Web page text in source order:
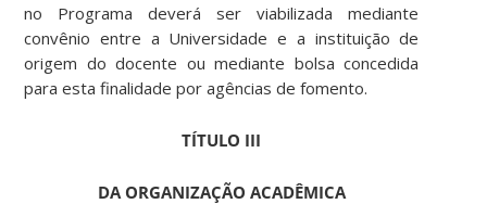
no Programa deverá ser viabilizada mediante
convênio entre a Universidade e a instituição de
origem do docente ou mediante bolsa concedida
para esta finalidade por agências de fomento.
TÍTULO III
DA ORGANIZAÇÃO ACADÊMICA